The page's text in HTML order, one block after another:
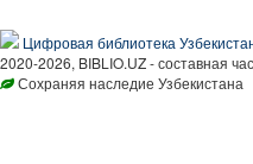
Цифровая библиотека
2020-2026, BIBLIO.UZ - составная
Сохраняя наследие Узбекистана